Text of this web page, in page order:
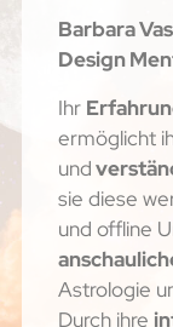
Barbara
Design
Ihr
ermöglicht
und
sie diese
und offline
Astrologie
Durch ihre